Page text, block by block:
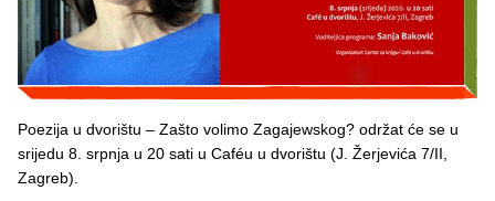
Poezija u dvorištu – Zašto volimo Zagajewskog? održat će se u
srijedu 8. srpnja u 20 sati u Caféu u dvorištu (J. Žerjevića 7/II,
Zagreb).